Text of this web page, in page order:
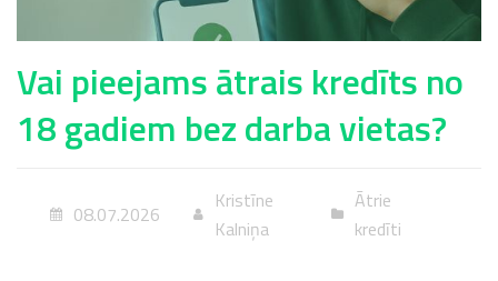
Vai pieejams ātrais kredīts no
18 gadiem bez darba vietas?
08.07.2026
Kristīne
Kalniņa
Ātrie
kredīti